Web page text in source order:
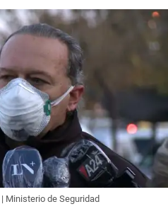
| Ministerio de Seguridad